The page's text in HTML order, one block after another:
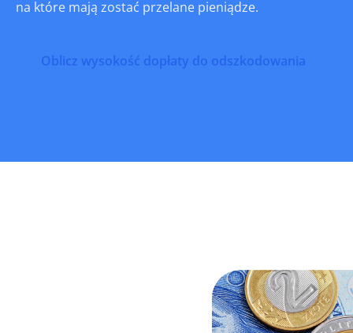
na które mają zostać przelane pieniądze.
Oblicz wysokość dopłaty do odszkodowania